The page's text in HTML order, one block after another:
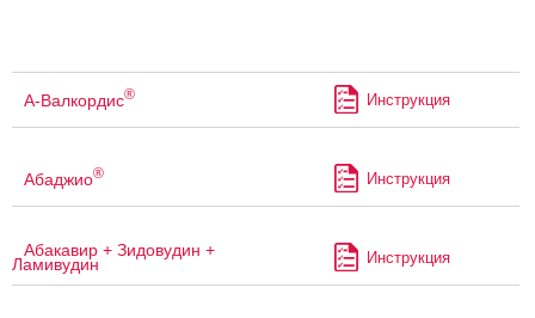
А-Валкордис® Инструкция
Абаджио® Инструкция
Абакавир + Зидовудин +
Ламивудин Инструкция